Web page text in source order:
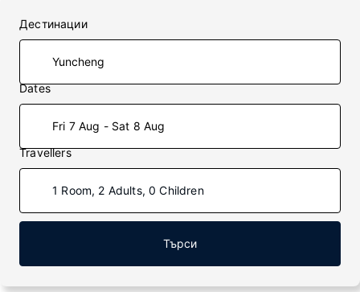
Дестинации
Dates
Fri 7 Aug - Sat 8 Aug
Travellers
1 Room, 2 Adults, 0 Children
Търси